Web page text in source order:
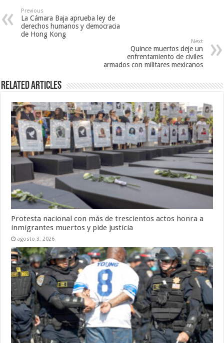
Previous
La Cámara Baja aprueba ley de
derechos humanos y democracia
de Hong Kong
Next
Quince muertos deje un
enfrentamiento de civiles
armados con militares mexicanos
Related Articles
Protesta nacional con más de trescientos actos honra a
inmigrantes muertos y pide justicia
agosto 3, 2026